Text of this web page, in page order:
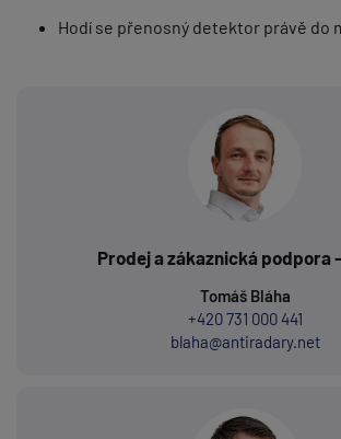
Hodí se přenosný detektor právě do
Prodej a zákaznická podpora
Tomáš Bláha
+420 731 000 441
blaha@antiradary.net